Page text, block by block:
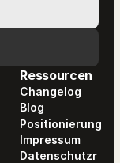
Ressourcen
Changelog
Blog
Positionierung
Impressum
Datenschutzr